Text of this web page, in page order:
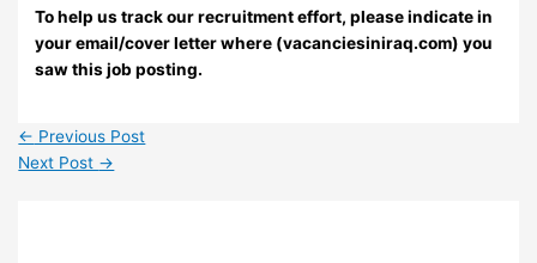
To help us track our recruitment effort, please indicate in
your email/cover letter where (vacanciesiniraq.com) you
saw this job posting.
← Previous Post
Next Post →